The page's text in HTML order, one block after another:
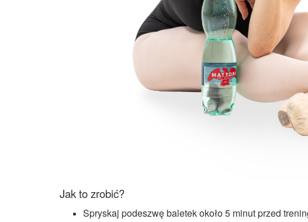
Jak to zrobić?
Spryskaj podeszwę baletek około 5 minut przed